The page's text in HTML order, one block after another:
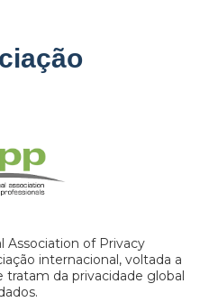
Association of Privacy
internacional, voltada a
tratam da privacidade global